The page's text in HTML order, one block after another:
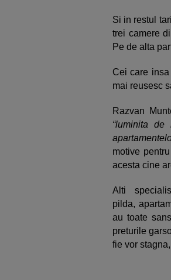
Si in restul
trei camere
Pe de alta
Cei care
mai reusesc
Razvan
“luminita
motive
acesta cine
Alti
pilda,
au toate
preturile
fie vor